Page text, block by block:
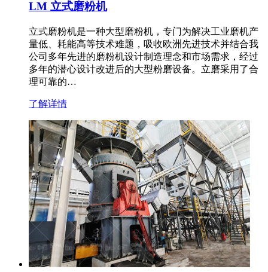
LM 立式磨粉机
立式磨粉机是一种大型磨粉机，专门为解决工业磨机产
量低、耗能高等技术难题，吸收欧洲先进技术并结合我
公司多年先进的磨粉机设计制造理念和市场需求，经过
多年的潜心设计改进后的大型粉磨设备。立磨采用了合
理可靠的…
了解详情